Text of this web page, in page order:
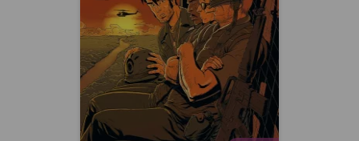
Sam Lawry - cycle
1 (vol. 01/2)
Date de parution :
22/10/2008